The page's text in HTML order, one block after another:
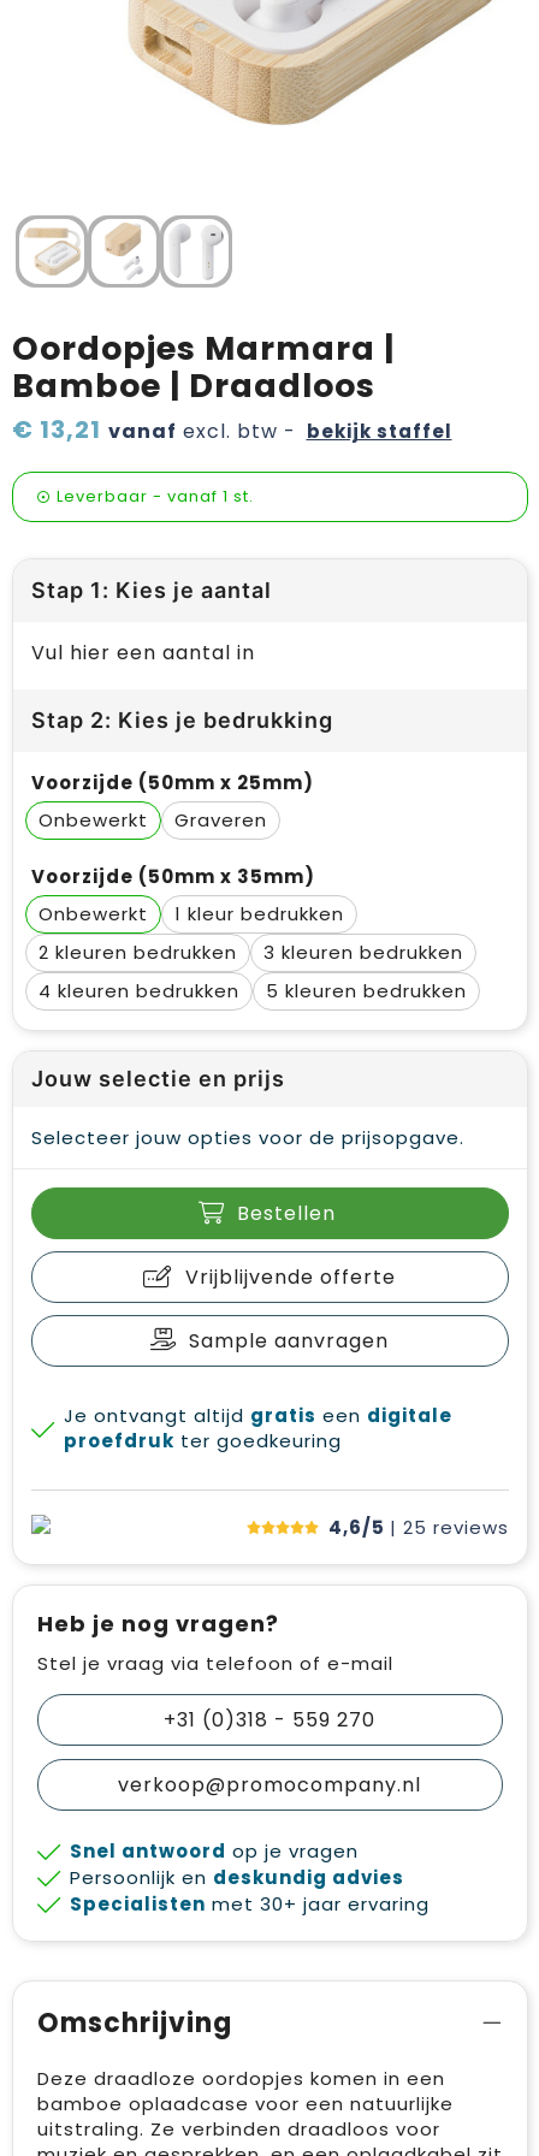
Verzorging & welness
Sinterklaas artikelen
Wijn, bier en proeverij
Zomerpakketten
Oordopjes Marmara |
Bamboe | Draadloos
€ 13,21 vanaf excl. btw - bekijk staffel
Leverbaar - vanaf 1 st.
Stap 1: Kies je aantal
Vul hier een aantal in
Stap 2: Kies je bedrukking
Voorzijde (50mm x 25mm)
Onbewerkt
Graveren
Voorzijde (50mm x 35mm)
Onbewerkt
1
2
3
4
5
Jouw selectie en prijs
Selecteer jouw opties voor de prijsopgave.
Bestellen
Vrijblijvende offerte
Sample aanvragen
Je ontvangt altijd gratis een digitale
proefdruk ter goedkeuring
4,6/5 | 25 reviews
Heb je nog vragen?
Stel je vraag via telefoon of e-mail
+31 (0)318 - 559 270
verkoop@promocompany.nl
Snel antwoord op je vragen
Persoonlijk en deskundig advies
Specialisten met 30+ jaar ervaring
Omschrijving
Deze draadloze oordopjes komen in een
bamboe oplaadcase voor een natuurlijke
uitstraling. Ze verbinden draadloos voor